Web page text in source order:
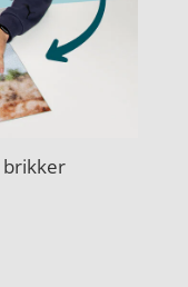
brikker